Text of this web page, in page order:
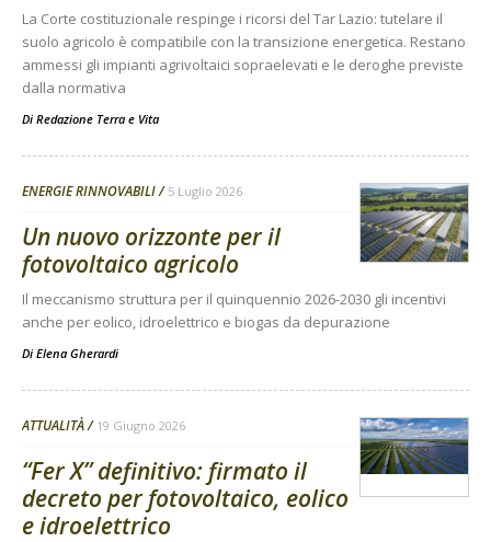
La Corte costituzionale respinge i ricorsi del Tar Lazio: tutelare il
suolo agricolo è compatibile con la transizione energetica. Restano
ammessi gli impianti agrivoltaici sopraelevati e le deroghe previste
dalla normativa
Di Redazione Terra e Vita
ENERGIE RINNOVABILI 5 Luglio 2026
Un nuovo orizzonte per il
fotovoltaico agricolo
Il meccanismo struttura per il quinquennio 2026-2030 gli incentivi
anche per eolico, idroelettrico e biogas da depurazione
Di Elena Gherardi
ATTUALITÀ 19 Giugno 2026
“Fer X” definitivo: firmato il
decreto per fotovoltaico, eolico
e idroelettrico